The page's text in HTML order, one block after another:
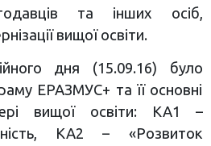
та інших осіб,
вищої освіти.
дня (15.09.16) було
ЕРАЗМУС+ та її основні
вищої освіти: КА1 –
КА2 – «Розвиток